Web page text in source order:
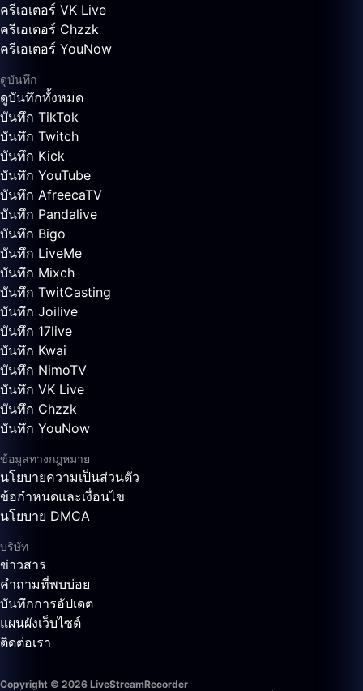
ครีเอเตอร์ VK Live
ครีเอเตอร์ Chzzk
ครีเอเตอร์ YouNow
ดูบันทึก
ดูบันทึกทั้งหมด
บันทึก TikTok
บันทึก Twitch
บันทึก Kick
บันทึก YouTube
บันทึก AfreecaTV
บันทึก Pandalive
บันทึก Bigo
บันทึก LiveMe
บันทึก Mixch
บันทึก TwitCasting
บันทึก Joilive
บันทึก 17live
บันทึก Kwai
บันทึก NimoTV
บันทึก VK Live
บันทึก Chzzk
บันทึก YouNow
ข้อมูลทางกฎหมาย
นโยบายความเป็นส่วนตัว
ข้อกำหนดและเงื่อนไข
นโยบาย DMCA
บริษัท
ข่าวสาร
คำถามที่พบบ่อย
บันทึกการอัปเดต
แผนผังเว็บไซต์
ติดต่อเรา
Copyright © 2026 LiveStreamRecorder